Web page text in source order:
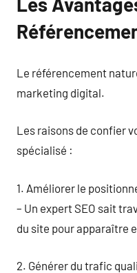
Le référencement
marketing digital.
Les raisons de confier
spécialisé :
1. Améliorer le
– Un expert SEO sait
du site pour apparaître
2. Générer du trafic